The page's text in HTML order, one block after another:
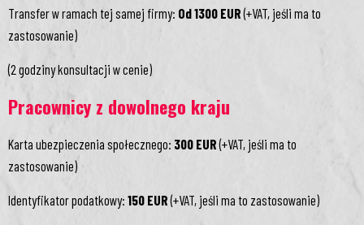
Transfer w ramach tej samej firmy: Od 1300 EUR(+VAT, jeśli ma to
zastosowanie)
(2 godziny konsultacji w cenie)
Pracownicy z dowolnego kraju
Karta ubezpieczenia społecznego: 300 EUR(+VAT, jeśli ma to
zastosowanie)
Identyfikator podatkowy: 150 EUR(+VAT, jeśli ma to zastosowanie)